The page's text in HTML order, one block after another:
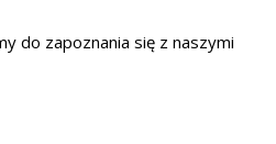
do zapoznania się z naszymi